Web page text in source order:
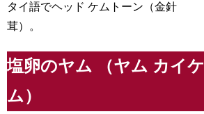
タイ語でヘッド ケムトーン（金針
茸）。
塩卵のヤム （ヤム カイケ
ム）